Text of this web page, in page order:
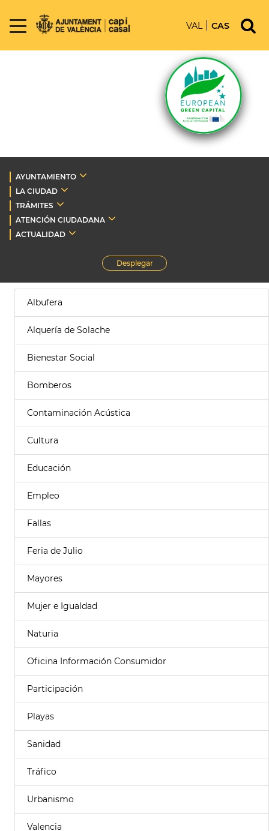
VAL CAS
AYUNTAMIENTO
LA CIUDAD
TRÁMITES
ATENCIÓN CIUDADANA
ACTUALIDAD
Desplegar
Albufera
Alquería de Solache
Bienestar Social
Bomberos
Contaminación Acústica
Cultura
Educación
Empleo
Fallas
Feria de Julio
Mayores
Mujer e Igualdad
Naturia
Oficina Información Consumidor
Participación
Playas
Sanidad
Tráfico
Urbanismo
Valencia